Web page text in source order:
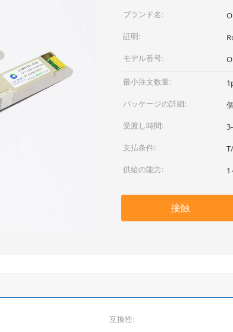
ブランド名:
証明:
モデル番号:
最小注文数量:
パッケージの詳細:
受渡し時間:
支払条件:
供給の能力:
1
接触
互換性: